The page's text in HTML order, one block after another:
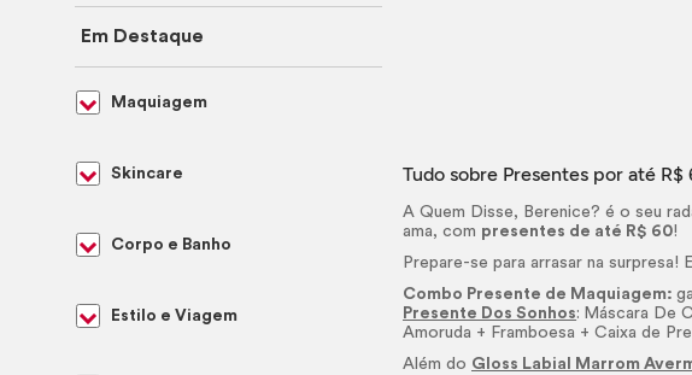
Tudo sobre Presentes por até R$
A Quem Disse, Berenice? é o seu
ama, com presentes de até R$ 60!
Prepare-se para arrasar na surpresa!
Combo Presente de Maquiagem:
Presente Dos Sonhos: Máscara De
Amoruda + Framboesa + Caixa de
Além do Gloss Labial Marrom
Em Destaque
Maquiagem
Skincare
Corpo e Banho
Estilo e Viagem